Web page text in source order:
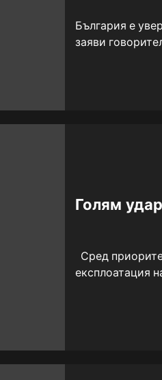
България е
заяви
Голям
Сред
експлоатация